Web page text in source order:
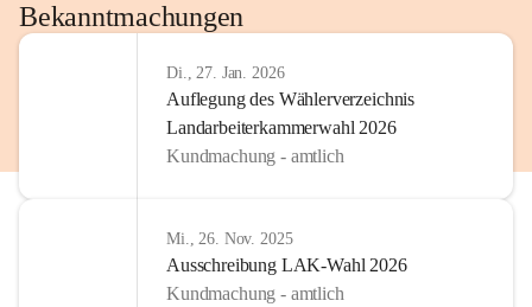
Bekanntmachungen
Di., 27. Jan. 2026
Auflegung des Wählerverzeichnis
Landarbeiterkammerwahl 2026
Kundmachung - amtlich
Mi., 26. Nov. 2025
Ausschreibung LAK-Wahl 2026
Kundmachung - amtlich